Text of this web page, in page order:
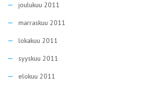
joulukuu 2011
marraskuu 2011
lokakuu 2011
syyskuu 2011
elokuu 2011